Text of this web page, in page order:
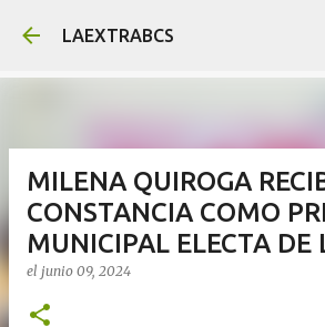
Ir al contenido
LAEXTRABCS
MILENA QUIROGA
CONSTANCIA COMO
MUNICIPAL ELECTA DE
el junio 09, 2024